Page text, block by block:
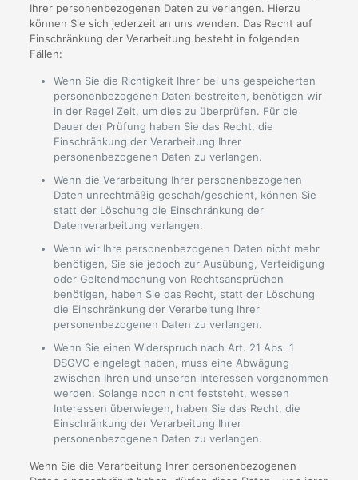
Ihrer personenbezogenen Daten zu verlangen. Hierzu
können Sie sich jederzeit an uns wenden. Das Recht auf
Einschränkung der Verarbeitung besteht in folgenden
Fällen:
Wenn Sie die Richtigkeit Ihrer bei uns gespeicherten
personenbezogenen Daten bestreiten, benötigen wir
in der Regel Zeit, um dies zu überprüfen. Für die
Dauer der Prüfung haben Sie das Recht, die
Einschränkung der Verarbeitung Ihrer
personenbezogenen Daten zu verlangen.
Wenn die Verarbeitung Ihrer personenbezogenen
Daten unrechtmäßig geschah/geschieht, können Sie
statt der Löschung die Einschränkung der
Datenverarbeitung verlangen.
Wenn wir Ihre personenbezogenen Daten nicht mehr
benötigen, Sie sie jedoch zur Ausübung, Verteidigung
oder Geltendmachung von Rechtsansprüchen
benötigen, haben Sie das Recht, statt der Löschung
die Einschränkung der Verarbeitung Ihrer
personenbezogenen Daten zu verlangen.
Wenn Sie einen Widerspruch nach Art. 21 Abs. 1
DSGVO eingelegt haben, muss eine Abwägung
zwischen Ihren und unseren Interessen vorgenommen
werden. Solange noch nicht feststeht, wessen
Interessen überwiegen, haben Sie das Recht, die
Einschränkung der Verarbeitung Ihrer
personenbezogenen Daten zu verlangen.
Wenn Sie die Verarbeitung Ihrer personenbezogenen